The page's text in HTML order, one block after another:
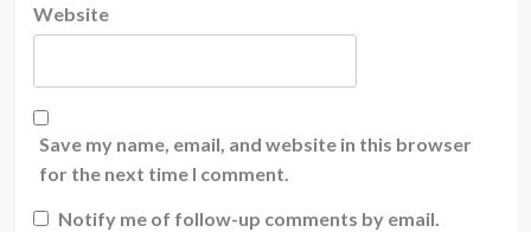
Website
Save my name, email, and website in this browser
for the next time I comment.
Notify me of follow-up comments by email.